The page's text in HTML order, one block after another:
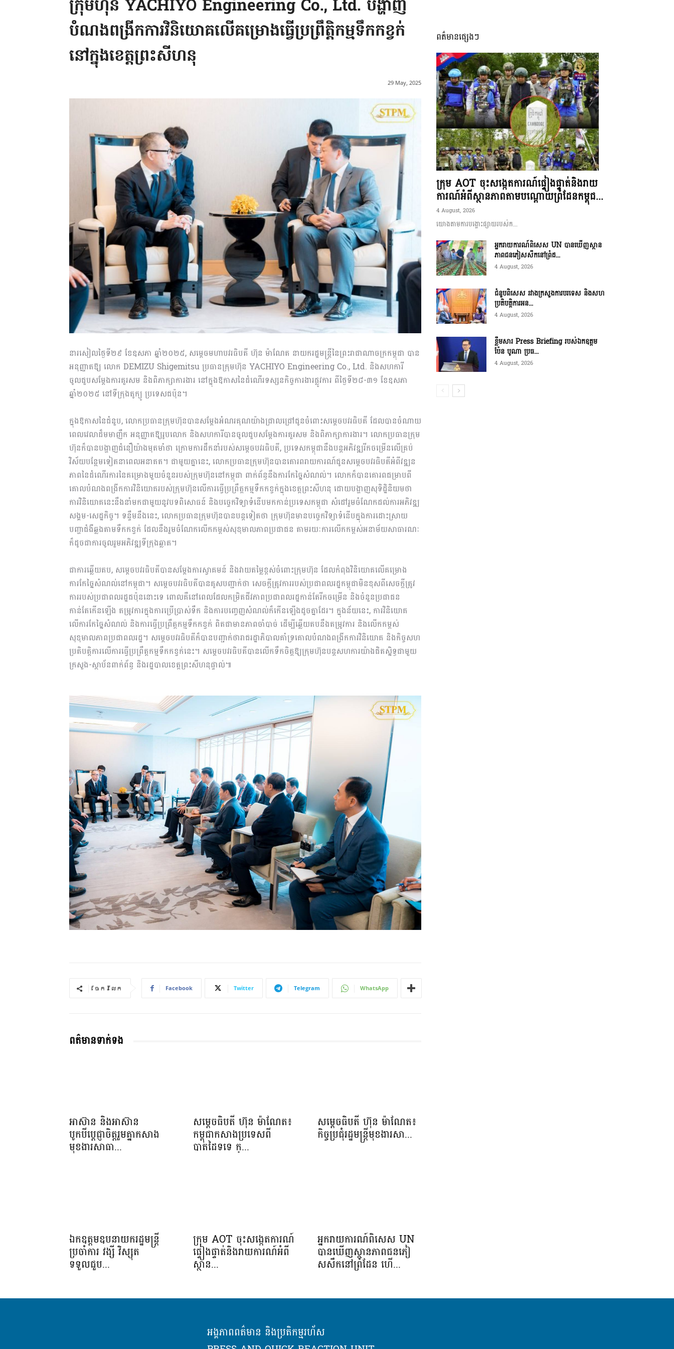
ភាព​
ព័ត៌មាន​
និង
ប្រតិកម្ម
រហ័ស
ក្រុមហ៊ុន YACHIYO Engineering Co., Ltd. បង្ហាញ
បំណងពង្រីកការវិនិយោគលើគម្រោងធ្វើប្រព្រឹត្តិកម្មទឹកកខ្វក់
នៅក្នុងខេត្តព្រះសីហនុ
29 May, 2025
នារសៀលថ្ងៃទី២៩ ខែឧសភា ឆ្នាំ២០២៥, សម្ដេចមហាបវរធិបតី ហ៊ុន ម៉ាណែត នាយករដ្ឋមន្ត្រីនៃព្រះរាជាណាចក្រកម្ពុជា បាន
អនុញ្ញាតឱ្យ លោក DEMIZU Shigemitsu ប្រធានក្រុមហ៊ុន YACHIYO Engineering Co., Ltd. និងសហការី
ចូលជួបសម្ដែងការគួរសម និងពិភាក្សាការងារ នៅក្នុងឱកាសនៃដំណើរទស្សនកិច្ចការងារផ្លូវការ ពីថ្ងៃទី២៨-៣១ ខែឧសភា
ឆ្នាំ២០២៥ នៅទីក្រុងតូក្យូ ប្រទេសជប៉ុន។
ក្នុងឱកាសនៃជំនួប, លោកប្រធានក្រុមហ៊ុនបានសម្តែងអំណរគុណយ៉ាងជ្រាលជ្រៅជូនចំពោះសម្តេចបវរធិបតី ដែលបានចំណាយ
ពេលវេលាដ៏មមាញឹក អនុញ្ញាតឱ្យរូបលោក និងសហការីបានចូលជួបសម្តែងការគួរសម និងពិភាក្សាការងារ។ លោកប្រធានក្រុម
ហ៊ុនក៏បានបង្ហាញជំនឿយ៉ាងមុតមាំថា ក្រោមការដឹកនាំរបស់សម្តេចបវរធិបតី, ប្រទេសកម្ពុជានឹងបន្តអភិវឌ្ឍរីកចម្រើនលើគ្រប់
វិស័យបន្ថែមទៀតនាពេលអនាគត។ ជាមួយគ្នានេះ, លោកប្រធានក្រុមហ៊ុនបានគោរពរាយការណ៍ជូនសម្តេចបវរធិបតីអំពីវឌ្ឍន
ភាពនៃដំណើរការនៃគម្រោងមួយចំនួនរបស់ក្រុមហ៊ុននៅកម្ពុជា ពាក់ព័ន្ធនឹងការកែច្នៃសំណល់។ លោកក៏បានគោរពជម្រាបពី
គោលបំណងពង្រីកការវិនិយោគរបស់ក្រុមហ៊ុនលើការធ្វើប្រព្រឹត្តកម្មទឹកកខ្វក់ក្នុងខេត្តព្រះសីហនុ ដោយបង្ហាញសុទិដ្ឋិនិយមថា
ការវិនិយោគនេះនឹងនាំមកជាមួយនូវបទពិសោធន៍ និងបច្ចេកវិទ្យាទំនើបមកកាន់ប្រទេសកម្ពុជា សំដៅរួមចំណែកដល់ការអភិវឌ្ឍ
សង្គម-សេដ្ឋកិច្ច។ ទន្ទឹមនឹងនេះ, លោកប្រធានក្រុមហ៊ុនបានបន្តទៀតថា ក្រុមហ៊ុនមានបច្ចេកវិទ្យាទំនើបក្នុងការដោះស្រាយ
បញ្ហាជំងឺឆ្លងតាមទឹកកខ្វក់ ដែលនឹងរួមចំណែកលើកកម្ពស់សុខុមាលភាពប្រជាជន តាមរយៈការលើកកម្ពស់អនាម័យសាធារណៈ
ក៏ដូចជាការចូលរួមអភិវឌ្ឍទីក្រុងឆ្លាត។
ជាការឆ្លើយតប, សម្តេចបវរធិបតីបានសម្តែងការស្វាគមន៍ និងវាយតម្លៃខ្ពស់ចំពោះក្រុមហ៊ុន ដែលកំពុងវិនិយោគលើគម្រោង
ការកែច្នៃសំណល់នៅកម្ពុជា។ សម្តេចបវរធិបតីបានគូសបញ្ជាក់ថា សេចក្តីត្រូវការរបស់ប្រជាពលរដ្ឋកម្ពុជាមិនខុសពីសេចក្តីត្រូវ
ការរបស់ប្រជាពលរដ្ឋជប៉ុននោះទេ ពោលគឺនៅពេលដែលកម្រិតជីវភាពប្រជាពលរដ្ឋកាន់តែរីកចម្រើន និងចំនួនប្រជាជន
កាន់តែកើនឡើង តម្រូវការក្នុងការប្រើប្រាស់ទឹក និងការបញ្ចេញសំណល់ក៏កើនឡើងដូចគ្នាដែរ។ ក្នុងន័យនេះ, ការវិនិយោគ
លើការកែច្នៃសំណល់ និងការធ្វើប្រព្រឹត្តកម្មទឹកកខ្វក់ ពិតជាមានភាពចាំបាច់ ដើម្បីឆ្លើយតបនឹងតម្រូវការ និងលើកកម្ពស់
សុខុមាលភាពប្រជាពលរដ្ឋ។ សម្តេចបវរធិបតីក៏បានបញ្ជាក់ថារាជរដ្ឋាភិបាលគាំទ្រគោលបំណងពង្រីកការវិនិយោគ និងកិច្ចសហ
ប្រតិបត្តិការលើការធ្វើប្រព្រឹត្តកម្មទឹកកខ្វក់នេះ។ សម្តេចបវរធិបតីបានលើកទឹកចិត្តឱ្យក្រុមហ៊ុនបន្តសហការយ៉ាងជិតស្និទ្ធជាមួយ
ក្រសួង-ស្ថាប័នពាក់ព័ន្ធ និងរដ្ឋបាលខេត្តព្រះសីហនុផ្ទាល់៕
ចែករំលែក Facebook Twitter Telegram WhatsApp
ពត៌មានទាក់ទង
អាស៊ាន និងអាស៊ាន
បូកបីប្តេជ្ញាចិត្តរួមគ្នាកសាង
មុខងារសាធា...
សម្ដេចធិបតី ហ៊ុន ម៉ាណែត៖
កម្ពុជាកសាងប្រទេសពី
បាតដៃទទេ ក្...
សម្ដេចធិបតី ហ៊ុន ម៉ាណែត៖
កិច្ចប្រជុំរដ្ឋមន្ត្រីមុខងារសា...
ឯកឧត្តមឧបនាយករដ្ឋមន្ត្រី
ប្រចាំការ វង្សី វិស្សុត
ទទួលជួប...
ក្រុម AOT ចុះសង្កេតការណ៍
ផ្ទៀងផ្ទាត់និងរាយការណ៍អំពី
ស្ថាន...
អ្នករាយការណ៍ពិសេស UN
បានឃើញស្ថានភាពជនភៀ
សសឹកនៅព្រំដែន ហើ...
ពត៌មានផ្សេងៗ
ក្រុម AOT ចុះសង្កេតការណ៍ផ្ទៀងផ្ទាត់និងរាយ
ការណ៍អំពីស្ថានភាពតាមបណ្តោយព្រំដែនកម្ពុជ...
4 August, 2026
យោងតាមការបង្ហោះផ្សាយរបស់ក...
អ្នករាយការណ៍ពិសេស UN បានឃើញស្ថាន
ភាពជនភៀសសឹកនៅព្រំដ...
4 August, 2026
ជំនួបពិសេស រវាងក្រសួងការបរទេស និងសហ
ប្រតិបត្តិការអន...
4 August, 2026
ខ្លឹមសារ Press Briefing របស់ឯកឧត្តម
ប៉ែន បូណា ប្រធ...
4 August, 2026
អង្គភាពពត៌មាន និងប្រតិកម្មរហ័ស